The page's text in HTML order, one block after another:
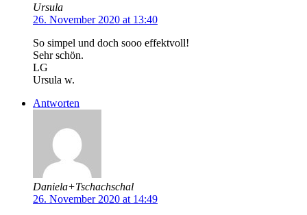
Ursula
26. November 2020 at 13:40
So simpel und doch sooo effektvoll!
Sehr schön.
LG
Ursula w.
Antworten
Daniela+Tschachschal
26. November 2020 at 14:49